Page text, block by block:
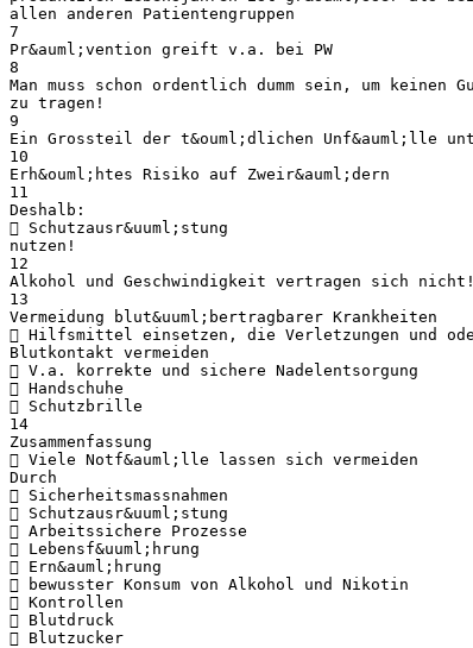
allen anderen Patientengruppen
7
Pr&auml;vention greift v.a. bei PW
8
Man muss schon ordentlich dumm sein, um keinen
zu tragen!
9
Ein Grossteil der t&ouml;dlichen Unf&auml;lle
10
Erh&ouml;htes Risiko auf Zweir&auml;dern
11
Deshalb:
 Schutzausr&uuml;stung
nutzen!
12
Alkohol und Geschwindigkeit vertragen sich nicht!
13
Vermeidung blut&uuml;bertragbarer Krankheiten
 Hilfsmittel einsetzen, die Verletzungen und
Blutkontakt vermeiden
 V.a. korrekte und sichere Nadelentsorgung
 Handschuhe
 Schutzbrille
14
Zusammenfassung
 Viele Notf&auml;lle lassen sich vermeiden
Durch
 Sicherheitsmassnahmen
 Schutzausr&uuml;stung
 Arbeitssichere Prozesse
 Lebensf&uuml;hrung
 Ern&auml;hrung
 bewusster Konsum von Alkohol und Nikotin
 Kontrollen
 Blutdruck
 Blutzucker